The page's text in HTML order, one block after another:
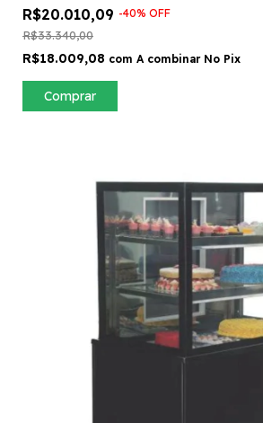
R$20.010,09 -40% OFF
R$33.340,00
R$18.009,08 com A combinar No Pix
Comprar